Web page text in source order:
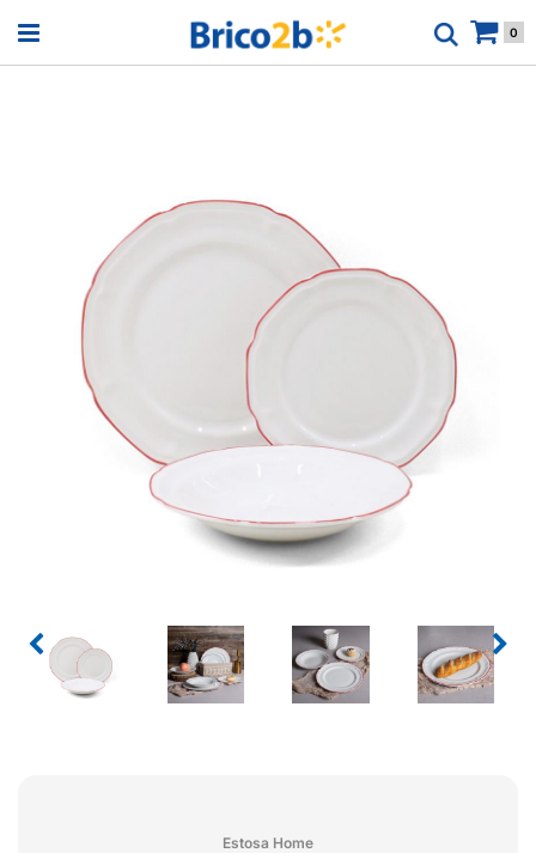
Open menu 0
Estosa Home